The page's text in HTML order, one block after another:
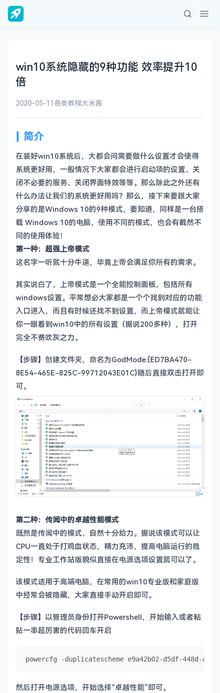
win10系统隐藏的9种功能 效率提升10
倍
2020-05-11各类教程大米酱
简介
在装好win10系统后，大都会问需要做什么设置才会使得
系统更好用，一般情况下大家都会进行启动项的设置、关
闭不必要的服务、关闭界面特效等等。那么除此之外还有
什么办法让我们的系统更好用吗？那么，接下来要跟大家
分享的是Windows 10的9种模式，要知道，同样是一台搭
载 Windows 10的电脑，使用不同的模式，也会有截然不
同的使用体验！
第一种：超强上帝模式
这名字一听就十分牛逼，毕竟上帝会满足你所有的需求。
其实说白了，上帝模式是一个全能控制面板，包括所有
windows设置。平常想必大家都是一个个找到对应的功能
入口进入，而且有时候还找不到设置，而上帝模式就能让
你一眼看到win10中的所有设置（据说200多种），打开
完全不费吹灰之力。
【步骤】创建文件夹，命名为GodMode.{ED7BA470-
8E54-465E-825C-99712043E01C}随后直接双击打开即
可。
第二种：传闻中的卓越性能模式
既然是传闻中的模式，自然十分给力。据说该模式可以让
CPU一直处于打鸡血状态，精力充沛，提高电脑运行的稳
定性！专业工作站版貌似直接在电源选项设置就可以了。
该模式适用于高端电脑，在常用的win10专业版和家庭版
中经常会被隐藏，大家直接手动开启即可。
【步骤】以管理员身份打开Powershell，开始输入或者粘
贴一串超厉害的代码回车开启
powercfg -duplicatescheme e9a42b02-d5df-448d-
然后打开电源选项，开始选择“卓越性能”即可。